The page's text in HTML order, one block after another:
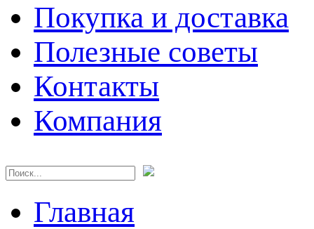
Покупка и доставка
Полезные советы
Контакты
Компания
Главная